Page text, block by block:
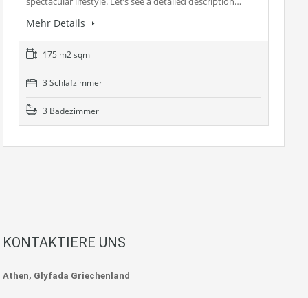
Mehr Details
175 m2 sqm
3 Schlafzimmer
3 Badezimmer
KONTAKTIERE UNS
Athen, Glyfada Griechenland